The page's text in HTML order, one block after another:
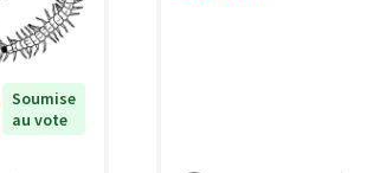
Soumise
au vote